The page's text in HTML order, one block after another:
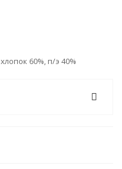
хлопок 60%, п/э 40%